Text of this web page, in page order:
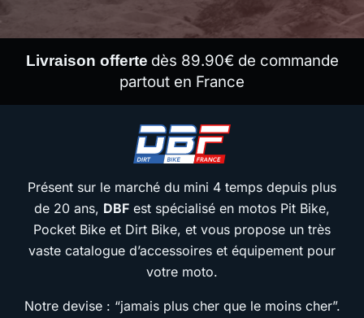
Livraison offerte dès 89.90€ de commande
partout en France
Présent sur le marché du mini 4 temps depuis plus
de 20 ans, DBF est spécialisé en motos Pit Bike,
Pocket Bike et Dirt Bike, et vous propose un très
vaste catalogue d’accessoires et équipement pour
votre moto.
Notre devise : “jamais plus cher que le moins cher”.